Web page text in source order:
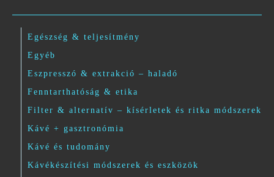
Egészség & teljesítmény
Egyéb
Eszpresszó & extrakció – haladó
Fenntarthatóság & etika
Filter & alternatív – kísérletek és ritka módszerek
Kávé + gasztronómia
Kávé és tudomány
Kávékészítési módszerek és eszközök